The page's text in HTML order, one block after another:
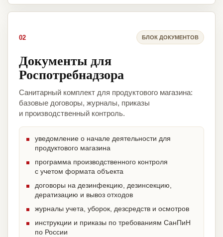
02 БЛОК ДОКУМЕНТОВ
Документы для
Роспотребнадзора
Санитарный комплект для продуктового магазина:
базовые договоры, журналы, приказы
и производственный контроль.
уведомление о начале деятельности для
продуктового магазина
программа производственного контроля
с учетом формата объекта
договоры на дезинфекцию, дезинсекцию,
дератизацию и вывоз отходов
журналы учета, уборок, дезсредств и осмотров
инструкции и приказы по требованиям СанПиН
по России